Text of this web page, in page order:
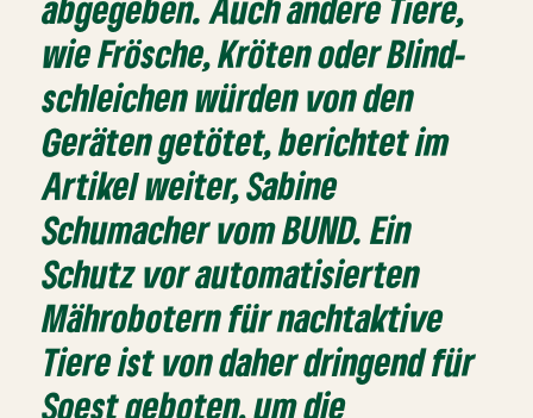
wie Frösche, Kröten oder Blind-
schleichen würden von den
Geräten getötet, berichtet im
Artikel weiter, Sabine
Schumacher vom BUND. Ein
Schutz vor automatisierten
Mährobotern für nachtaktive
Tiere ist von daher dringend für
Soest geboten, um die